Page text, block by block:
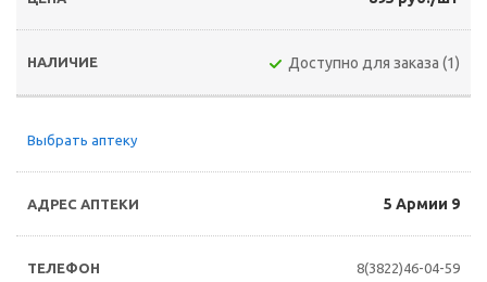
Доступно для заказа (1)
Выбрать аптеку
5 Армии 9
8(3822)46-04-59